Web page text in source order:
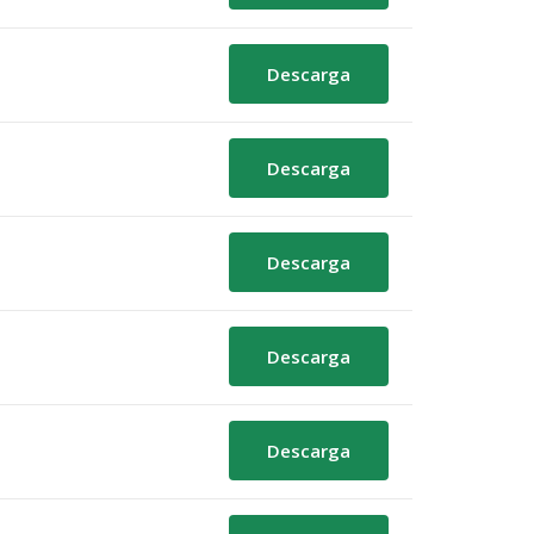
Descarga
Descarga
Descarga
Descarga
Descarga